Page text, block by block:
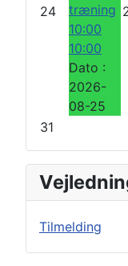
24
træning
10:00
10:00
Dato :
2026-
08-25
31
Tilmelding